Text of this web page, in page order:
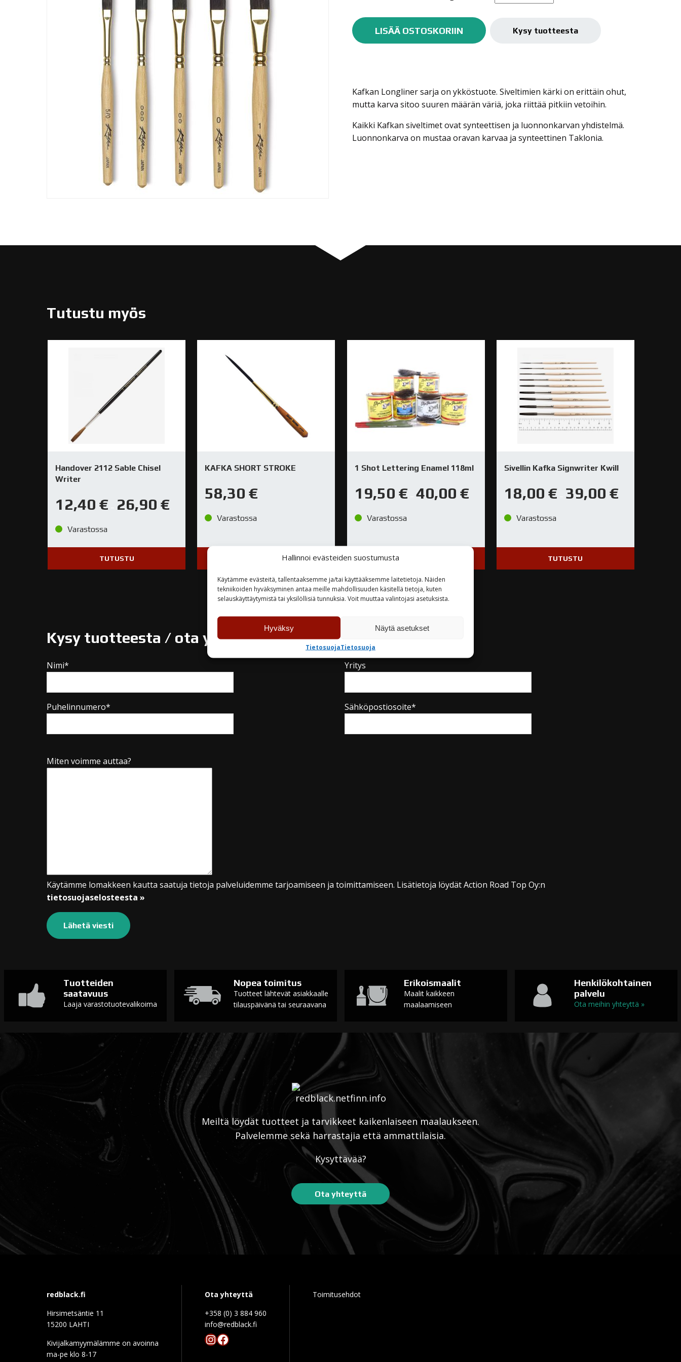
Hallinnoi evästeiden suostumusta
Käytämme evästeitä, tallentaaksemme ja/tai käyttääksemme laitetietoja. Näiden
tekniikoiden hyväksyminen antaa meille mahdollisuuden käsitellä tietoja, kuten
selauskäyttäytymistä tai yksilöllisiä tunnuksia. Voit muuttaa valintojasi asetuksista.
Hyväksy Näytä asetukset
TietosuojaTietosuoja
Longliner
Kafka
Longliner
määrä
LISÄÄ OSTOSKORIIN Kysy tuotteesta
Kafkan Longliner sarja on ykköstuote. Siveltimien kärki on erittäin ohut,
mutta karva sitoo suuren määrän väriä, joka riittää pitkiin vetoihin.
Kaikki Kafkan siveltimet ovat synteettisen ja luonnonkarvan yhdistelmä.
Luonnonkarva on mustaa oravan karvaa ja synteettinen Taklonia.
Tutustu myös
Handover 2112 Sable Chisel
Writer
12,40 € 26,90 €
Varastossa
TUTUSTU
KAFKA SHORT STROKE
58,30€
Varastossa
TUTUSTU
1 Shot Lettering Enamel 118ml
19,50 € 40,00 €
Varastossa
TUTUSTU
Sivellin Kafka Signwriter Kwill
18,00 € 39,00 €
Varastossa
TUTUSTU
Kysy tuotteesta / ota yhteyttä
Nimi* Yritys
Puhelinnumero* Sähköpostiosoite*
Miten voimme auttaa?
Käytämme lomakkeen kautta saatuja tietoja palveluidemme tarjoamiseen ja toimittamiseen. Lisätietoja löydät Action Road Top Oy:n
tietosuojaselosteesta »
Tuotteiden
saatavuus
Laaja varastotuotevalikoima
Nopea toimitus
Tuotteet lähtevät asiakkaalle
tilauspäivänä tai seuraavana
Erikoismaalit
Maalit kaikkeen
maalaamiseen
Henkilökohtainen
palvelu
Ota meihin yhteyttä »
Meiltä löydät tuotteet ja tarvikkeet kaikenlaiseen maalaukseen.
Palvelemme sekä harrastajia että ammattilaisia.
Kysyttävää?
Ota yhteyttä
redblack.fi
Hirsimetsäntie 11
15200 LAHTI
Kivijalkamyymälämme on avoinna
ma-pe klo 8-17
Ota yhteyttä
+358 (0) 3 884 960
info@redblack.f
Instagram
Facebook
Toimitusehdot